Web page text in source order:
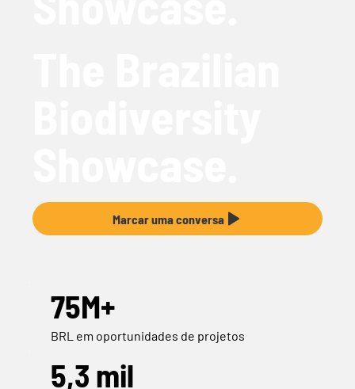
Marcar uma conversa
75M+
BRL em oportunidades de projetos
5,3 mil